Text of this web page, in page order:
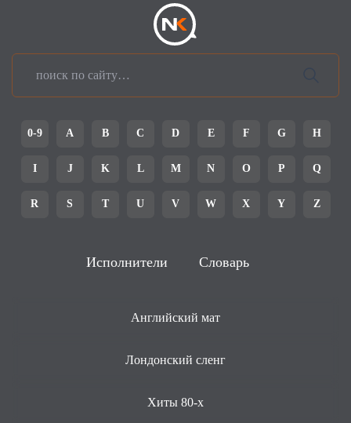
0-9 A B C D E F G H
I J K L M N O P Q
R S T U V W X Y Z
Исполнители Словарь
Английский мат
Лондонский сленг
Хиты 80-х